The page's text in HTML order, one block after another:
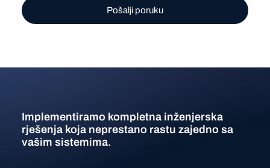
Implementiramo kompletna inženjerska
rješenja koja neprestano rastu zajedno sa
vašim sistemima.